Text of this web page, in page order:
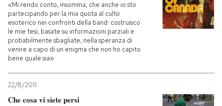
«Mi rendo conto, insomma, che anche io sto
partecipando per la mia quota al culto
esoterico nei confronti della band: costruisco
le mie tesi, basate su informazioni parziali e
probabilmente sbagliate, nella speranza di
venire a capo di un enigma che non ho capito
bene quale sia»
22/8/2011
Che cosa vi siete persi